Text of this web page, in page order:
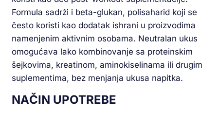
Formula sadrži i beta-glukan, polisaharid koji se
često koristi kao dodatak ishrani u proizvodima
namenjenim aktivnim osobama. Neutralan ukus
omogućava lako kombinovanje sa proteinskim
šejkovima, kreatinom, aminokiselinama ili drugim
suplementima, bez menjanja ukusa napitka.
NAČIN UPOTREBE